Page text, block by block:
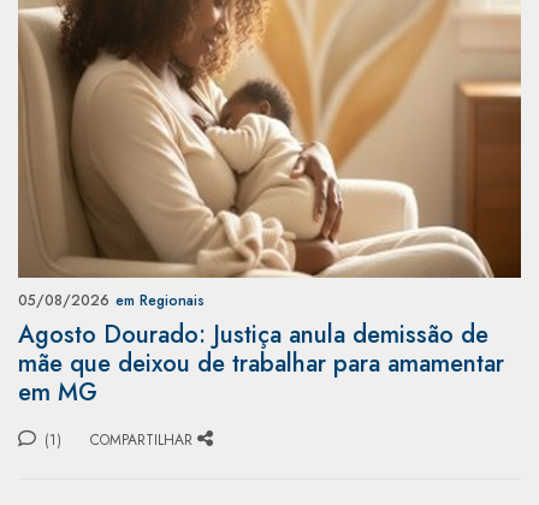
05/08/2026 em Regionais
Agosto Dourado: Justiça anula demissão de
mãe que deixou de trabalhar para amamentar
em MG
(1) COMPARTILHAR